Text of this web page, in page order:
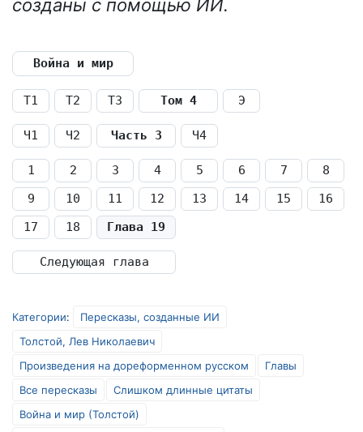
созданы с помощью ИИ.
Война и мир
Т1 Т2 Т3 Том 4 Э
Ч1 Ч2 Часть 3 Ч4
1 2 3 4 5 6 7
8
9
10 11 12 13 14 15
16
17
18 Глава 19
Следующая глава
Категории:
Пересказы, созданные ИИ
Толстой, Лев Николаевич
Произведения на дореформенном русском
Главы
Все пересказы
Слишком длинные цитаты
Война и мир (Толстой)